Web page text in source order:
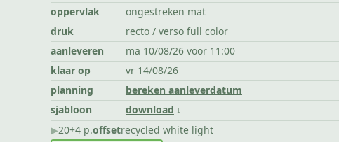
oppervlak
ongestreken mat
druk
recto / verso full color
aanleveren
ma 10/08/26 voor 11:00
klaar op
vr 14/08/26
planning
bereken aanleverdatum
sjabloon
download
▶︎20+4 p.offsetrecycled white light